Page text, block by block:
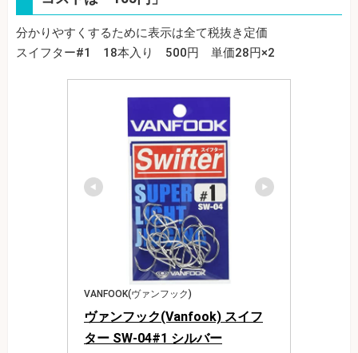
分かりやすくするために表示は全て税抜き定価
スイフター#1 18本入り 500円 単価28円×2
VANFOOK(ヴァンフック)
ヴァンフック(Vanfook) スイフ
ター SW-04#1 シルバー